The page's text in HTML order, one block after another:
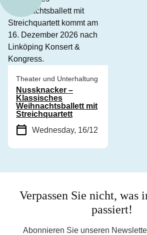
Theater und Unterhaltung
Nussknacker –
Klassisches
Weihnachtsballett mit
Streichquartett
Wednesday, 16/12
Verpassen Sie nicht, was
passiert!
Abonnieren Sie unseren